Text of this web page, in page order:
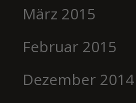
März 2015
Februar 2015
Dezember 2014